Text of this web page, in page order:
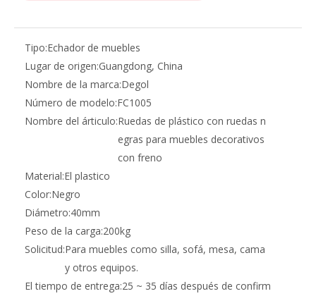
Tipo:Echador de muebles
Lugar de origen:Guangdong, China
Nombre de la marca:Degol
Número de modelo:FC1005
Nombre del árticulo:Ruedas de plástico con ruedas n
egras para muebles decorativos
con freno
Material:El plastico
Color:Negro
Diámetro:40mm
Peso de la carga:200kg
Solicitud:Para muebles como silla, sofá, mesa, cama
y otros equipos.
El tiempo de entrega:25 ~ 35 días después de confirm